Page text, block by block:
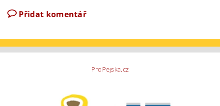
Přidat komentář
ProPejska.cz